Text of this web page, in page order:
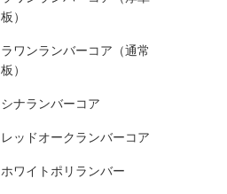
板）
ラワンランバーコア（通常
板）
シナランバーコア
レッドオークランバーコア
ホワイトポリランバー